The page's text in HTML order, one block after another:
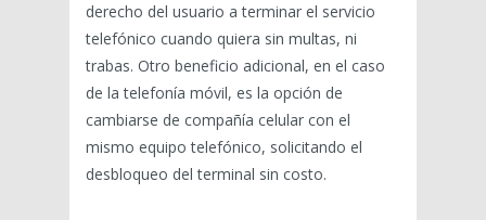
derecho del usuario a terminar el servicio
telefónico cuando quiera sin multas, ni
trabas. Otro beneficio adicional, en el caso
de la telefonía móvil, es la opción de
cambiarse de compañía celular con el
mismo equipo telefónico, solicitando el
desbloqueo del terminal sin costo.